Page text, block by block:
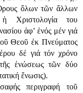
ὅλων τῶν ἄλλων
Χριστολογία του
ἀφ’ ἑνός μέν γιά
Θεοῦ ἐκ Πνεύματος
δέ γιά τόν χρόνο
ἑνώσεως τῶν δύο
ἕνωσις).
περιγραφή τοῦ